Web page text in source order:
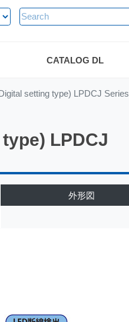
CATALOG DL
setting type) LPDCJ Series
LPDCJ
外形図